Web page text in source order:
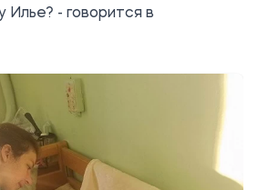
Илье? - говорится в